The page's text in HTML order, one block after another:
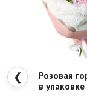
❮
Розовая
в упаковке